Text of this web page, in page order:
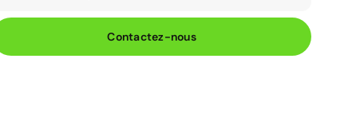
Contactez-nous